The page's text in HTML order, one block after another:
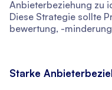
Anbieterbeziehung zu
Diese Strategie sollte
bewertung, -
Starke